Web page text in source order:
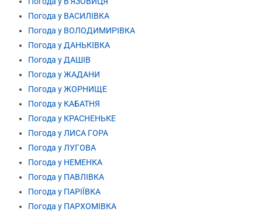
Погода у ВАСИЛІВКА
Погода у ВОЛОДИМИРІВКА
Погода у ДАНЬКІВКА
Погода у ДАШІВ
Погода у ЖАДАНИ
Погода у ЖОРНИЩЕ
Погода у КАБАТНЯ
Погода у КРАСНЕНЬКЕ
Погода у ЛИСА ГОРА
Погода у ЛУГОВА
Погода у НЕМЕНКА
Погода у ПАВЛІВКА
Погода у ПАРІЇВКА
Погода у ПАРХОМІВКА